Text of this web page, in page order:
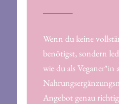
Wenn du keine
benötigst, sondern
wie du als Veganer*in
Angebot genau